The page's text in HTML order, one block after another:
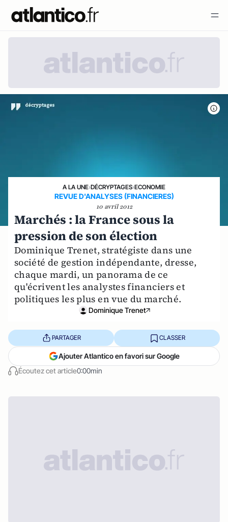
A LA UNE›DÉCRYPTAGES›ECONOMIE
REVUE D'ANALYSES (FINANCIERES)
10 avril 2012
Marchés : la France sous la
pression de son élection
Dominique Trenet, stratégiste dans une
société de gestion indépendante, dresse,
chaque mardi, un panorama de ce
qu'écrivent les analystes financiers et
politiques les plus en vue du marché.
Dominique Trenet
Écoutez cet article0:00min
PARTAGER CLASSER
Ajouter Atlantico en favori sur Google